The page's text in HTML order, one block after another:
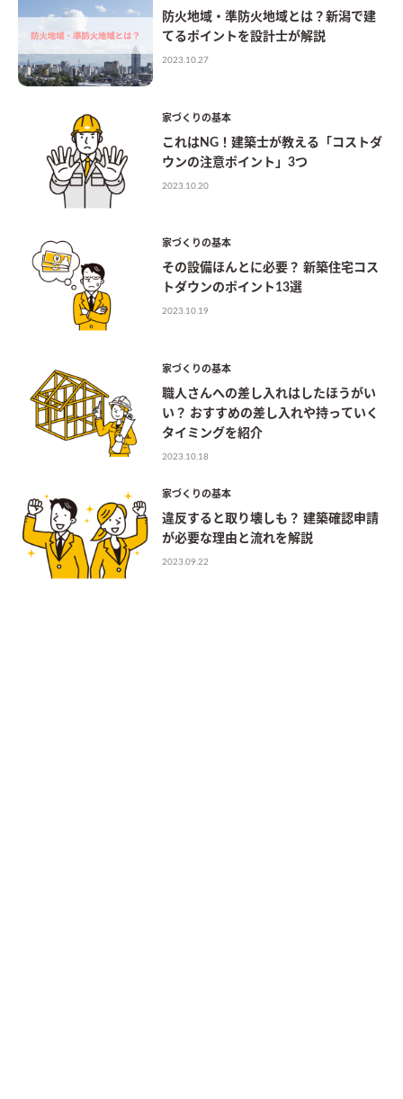
防火地域・準防火地域とは？新潟で建
てるポイントを設計士が解説
2023.10.27
家づくりの基本
これはNG！建築士が教える「コストダ
ウンの注意ポイント」3つ
2023.10.20
家づくりの基本
その設備ほんとに必要？ 新築住宅コス
トダウンのポイント13選
2023.10.19
家づくりの基本
職人さんへの差し入れはしたほうがい
い？ おすすめの差し入れや持っていく
タイミングを紹介
2023.10.18
家づくりの基本
違反すると取り壊しも？ 建築確認申請
が必要な理由と流れを解説
2023.09.22